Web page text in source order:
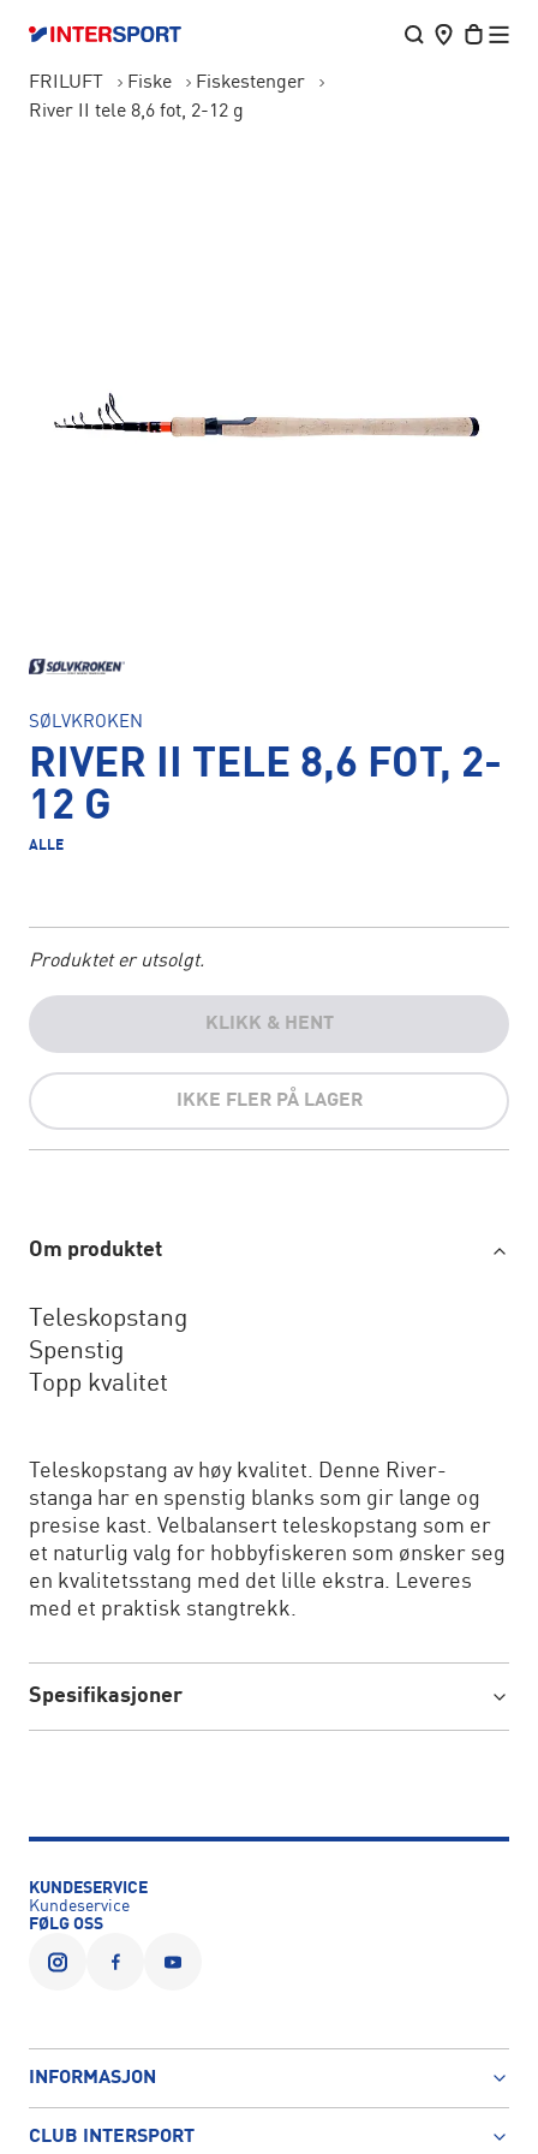
FRILUFT Fiske
Fiskestenger
River II tele 8,6 fot, 2-12 g
SØLVKROKEN
RIVER II TELE 8,6 FOT, 2-
12 G
ALLE
Produktet er utsolgt.
KLIKK & HENT
IKKE FLER PÅ LAGER
Om produktet
Teleskopstang
Spenstig
Topp kvalitet
Teleskopstang av høy kvalitet. Denne River-
stanga har en spenstig blanks som gir lange og
presise kast. Velbalansert teleskopstang som er
et naturlig valg for hobbyfiskeren som ønsker seg
en kvalitetsstang med det lille ekstra. Leveres
med et praktisk stangtrekk.
Spesifikasjoner
KUNDESERVICE
Kundeservice
FØLG OSS
INFORMASJON
CLUB INTERSPORT